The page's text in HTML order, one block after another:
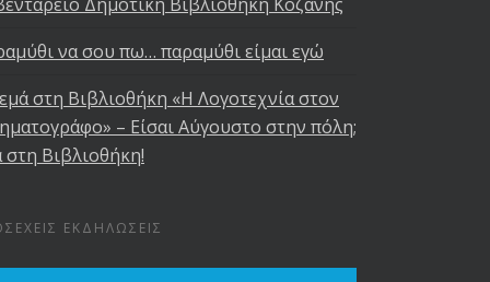
να σου πω… παραμύθι είμαι εγώ
στη Βιβλιοθήκη «Η Λογοτεχνία στον
– Είσαι Αύγουστο στην πόλη;
στη Βιβλιοθήκη!
ΕΚΔΗΛΏΣΕΙΣ